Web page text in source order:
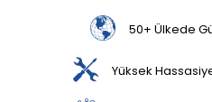
50+ Ülkede
Yüksek